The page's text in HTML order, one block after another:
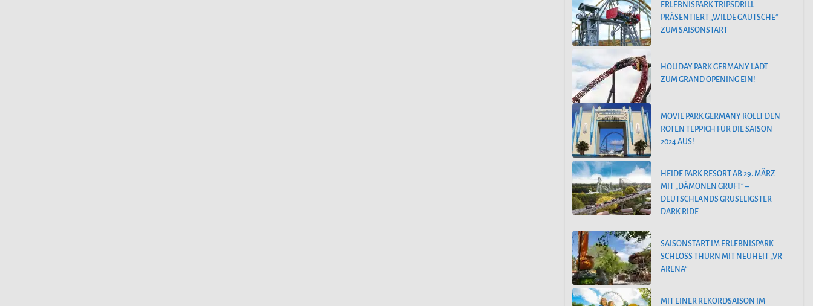
ERLEBNISPARK TRIPSDRILL
PRÄSENTIERT „WILDE GAUTSCHE“
ZUM SAISONSTART
HOLIDAY PARK GERMANY LÄDT
ZUM GRAND OPENING EIN!
MOVIE PARK GERMANY ROLLT DEN
ROTEN TEPPICH FÜR DIE SAISON
2024 AUS!
HEIDE PARK RESORT AB 29. MÄRZ
MIT „DÄMONEN GRUFT“ –
DEUTSCHLANDS GRUSELIGSTER
DARK RIDE
SAISONSTART IM ERLEBNISPARK
SCHLOSS THURN MIT NEUHEIT „VR
ARENA“
MIT EINER REKORDSAISON IM